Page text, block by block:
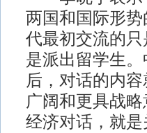
两国和国际形
代最初交流的只
是派出留学生
后，对话的内
广阔和更具战
经济对话，就